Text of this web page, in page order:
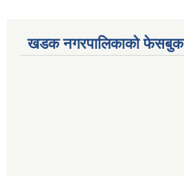
खडक नगरपालिकाको फेसबुक